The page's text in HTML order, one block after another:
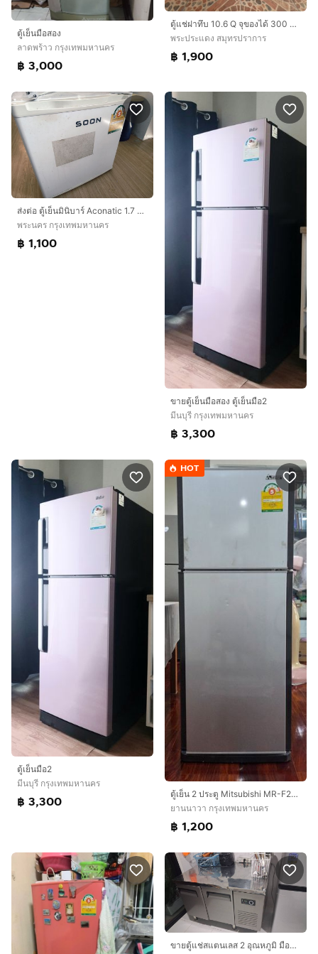
ตู้เย็นมือสอง
ลาดพร้าว กรุงเทพมหานคร
฿ 3,000
ตู้แช่ฝาทึบ 10.6 Q จุของได้ 300 ลิตร ราคาถูกมาก
พระประแดง สมุทรปราการ
฿ 1,900
ส่งต่อ ตู้เย็นมินิบาร์ Aconatic 1.7 คิว (รุ่น AN-FR468)
พระนคร กรุงเทพมหานคร
฿ 1,100
ขายตู้เย็นมือสอง ตู้เย็นมือ2
มีนบุรี กรุงเทพมหานคร
฿ 3,300
ตู้เย็นมือ2
มีนบุรี กรุงเทพมหานคร
฿ 3,300
HOT
ตู้เย็น 2 ประตู Mitsubishi MR-F23G-SL ขนาด 7 คิว
ยานนาวา กรุงเทพมหานคร
฿ 1,200
ขายตู้แช่สแตนเลส 2 อุณหภูมิ มือสอง สภาพสวย ใช้งานปกติ